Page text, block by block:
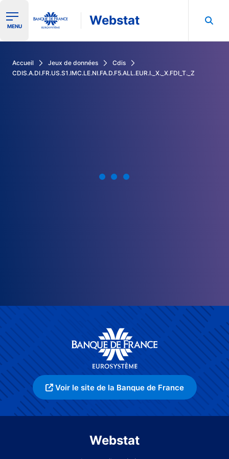
Ouvrir le menu de navigation
MENU Webstat
Accueil Jeux de données
Cdis
CDIS.A.DI.FR.US.S1.IMC.LE.NI.FA.D.F5.ALL.EUR.I._X._X.FDI_T._Z
Voir le site de la Banque de France
Webstat